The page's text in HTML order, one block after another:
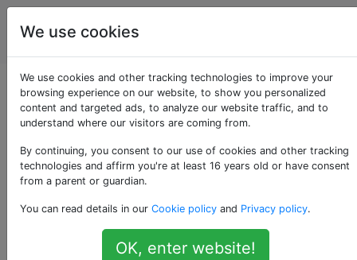
La
programmation
Questions marquées
«c#»
C # (prononcé «see sharp») est un langage de
statiquement, développé par Microsoft. Le code C #
cible généralement la famille d'outils et d'exécutions
.NET de Microsoft, qui incluent notamment .NET
We use cookies
We use cookies and other tracking technologies to improve your
browsing experience on our website, to show you personalized
content and targeted ads, to analyze our website traffic, and to
understand where our visitors are coming from.
By continuing, you consent to our use of cookies and other tracking
technologies and affirm you're at least 16 years old or have consent
from a parent or guardian.
You can read details in our Cookie policy and Privacy policy.
OK, enter website!